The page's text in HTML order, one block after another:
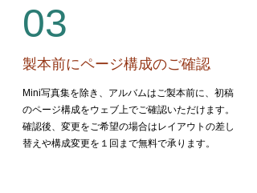
03
製本前にページ構成のご確認
Mini写真集を除き、アルバムはご製本前に、初稿
のページ構成をウェブ上でご確認いただけます。
確認後、変更をご希望の場合はレイアウトの差し
替えや構成変更を１回まで無料で承ります。